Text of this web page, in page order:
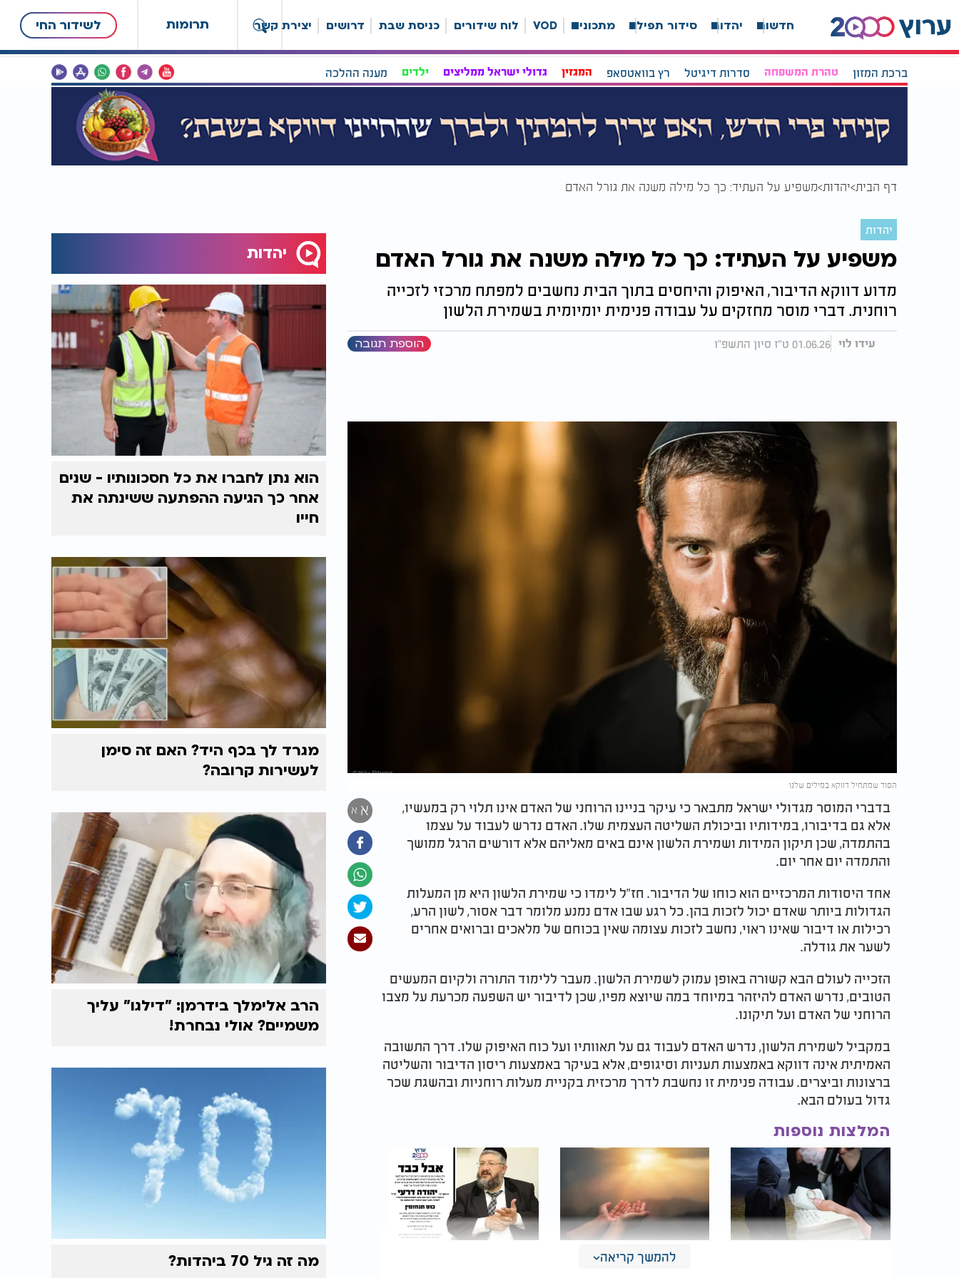
תרומות לשידור החי חדשות יהדות סידור תפילה מתכונים VOD לוח שידורים כניסת שבת דרושים יצירת קשר
ברכת המזון טהרת המשפחה סדרות דיגיטל רץ בוואטסאפ המגזין גדולי ישראל ממליצים ילדים מענה ההלכה
דף הבית יהדות משפיע על העתיד: כך כל מילה משנה את גורל האדם
יהדות
משפיע על העתיד: כך כל מילה משנה את גורל האדם
מדוע דווקא הדיבור, האיפוק והיחסים בתוך הבית נחשבים למפתח מרכזי לזכייה
רוחנית. דברי מוסר מחזקים על עבודה פנימית יומיומית בשמירת הלשון
עידו לוי 01.06.26 ט"ז סיון התשפ"ו הוספת תגובה
הסוד שמתחיל דווקא במילים שלנו
א א
בדברי המוסר מגדולי ישראל מתבאר כי עיקר בניינו הרוחני של האדם אינו תלוי רק במעשיו,
אלא גם בדיבורו, במידותיו וביכולת השליטה העצמית שלו. האדם נדרש לעבוד על עצמו
בהתמדה, שכן תיקון המידות ושמירת הלשון אינם באים מאליהם אלא דורשים הרגל ממושך
והתמדה יום אחר יום.
אחד היסודות המרכזיים הוא כוחו של הדיבור. חז"ל לימדו כי שמירת הלשון היא מן המעלות
הגדולות ביותר שאדם יכול לזכות בהן. כל רגע שבו אדם נמנע מלומר דבר אסור, לשון הרע,
רכילות או דיבור שאינו ראוי, נחשב לזכות עצומה שאין בכוחם של מלאכים וברואים אחרים
לשער את גודלה.
הזכייה לעולם הבא קשורה באופן עמוק לשמירת הלשון. מעבר ללימוד התורה ולקיום המעשים
הטובים, נדרש האדם להיזהר במיוחד במה שיוצא מפיו, שכן לדיבור יש השפעה מכרעת על מצבו
הרוחני של האדם ועל תיקונו.
במקביל לשמירת הלשון, נדרש האדם לעבוד גם על תאוותיו ועל כוח האיפוק שלו. דרך התשובה
האמיתית אינה דווקא באמצעות תעניות וסיגופים, אלא בעיקר באמצעות ריסון הדיבור והשליטה
ברצונות וביצרים. עבודה פנימית זו נחשבת לדרך מרכזית בקניית מעלות רוחניות ובהשגת שכר
גדול בעולם הבא.
המלצות נוספות
רק לומר את שמו ולעורר
להמשך קריאה
יהדות
הוא נתן לחברו את כל חסכונותיו - שנים
אחר כך הגיעה ההפתעה ששינתה את
חייו
מגרד לך בכף היד? האם זה סימן
לעשירות קרובה?
הרב אלימלך בידרמן: "דילגו" עליך
משמיים? אולי נבחרת!
מה זה גיל 70 ביהדות?